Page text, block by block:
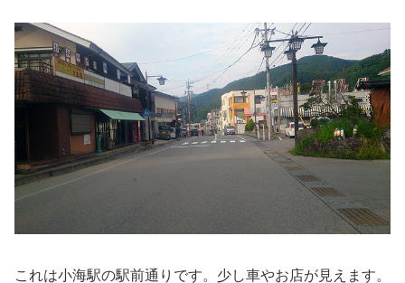
これは小海駅の駅前通りです。少し車やお店が見えます。